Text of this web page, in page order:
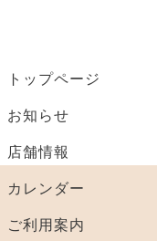
トップページ
お知らせ
店舗情報
カレンダー
ご利用案内